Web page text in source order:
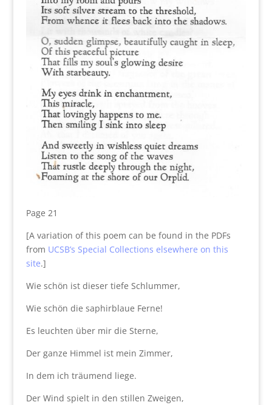
Page 21
[A variation of this poem can be found in the PDFs
from UCSB’s Special Collections elsewhere on this
site.]
Wie schön ist dieser tiefe Schlummer,
Wie schön die saphirblaue Ferne!
Es leuchten über mir die Sterne,
Der ganze Himmel ist mein Zimmer,
In dem ich träumend liege.
Der Wind spielt in den stillen Zweigen,